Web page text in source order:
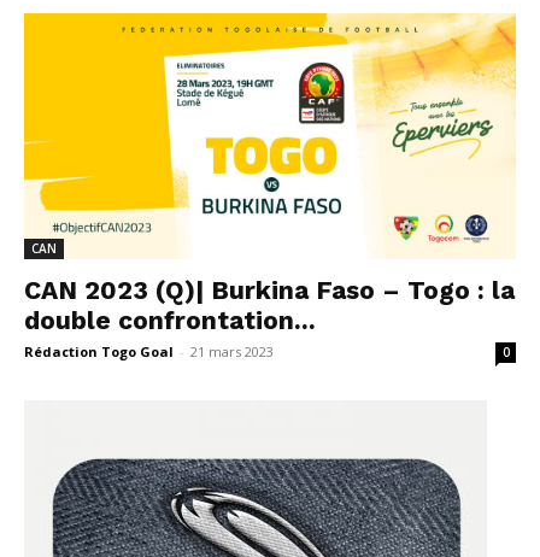
CAN
CAN 2023 (Q)| Burkina Faso – Togo : la
double confrontation...
Rédaction Togo Goal - 21 mars 2023 0